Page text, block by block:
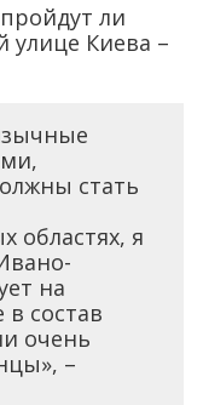
ли
улице Киева –
стать
областях, я
на
состав
очень
–